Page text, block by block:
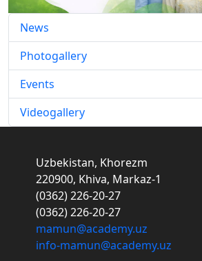
News
Photogallery
Events
Videogallery
Uzbekistan, Khorezm
220900, Khiva, Markaz-1
(0362) 226-20-27
(0362) 226-20-27
mamun@academy.uz
info-mamun@academy.uz